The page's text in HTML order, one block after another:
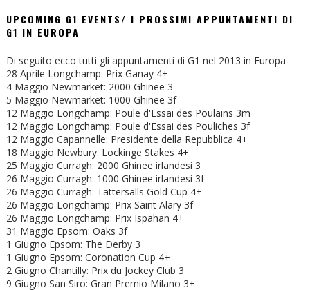
UPCOMING G1 EVENTS/ I PROSSIMI APPUNTAMENTI DI
G1 IN EUROPA
Di seguito ecco tutti gli appuntamenti di G1 nel 2013 in Europa
28 Aprile Longchamp: Prix Ganay 4+
4 Maggio Newmarket: 2000 Ghinee 3
5 Maggio Newmarket: 1000 Ghinee 3f
12 Maggio Longchamp: Poule d'Essai des Poulains 3m
12 Maggio Longchamp: Poule d'Essai des Pouliches 3f
12 Maggio Capannelle: Presidente della Repubblica 4+
18 Maggio Newbury: Lockinge Stakes 4+
25 Maggio Curragh: 2000 Ghinee irlandesi 3
26 Maggio Curragh: 1000 Ghinee irlandesi 3f
26 Maggio Curragh: Tattersalls Gold Cup 4+
26 Maggio Longchamp: Prix Saint Alary 3f
26 Maggio Longchamp: Prix Ispahan 4+
31 Maggio Epsom: Oaks 3f
1 Giugno Epsom: The Derby 3
1 Giugno Epsom: Coronation Cup 4+
2 Giugno Chantilly: Prix du Jockey Club 3
9 Giugno San Siro: Gran Premio Milano 3+